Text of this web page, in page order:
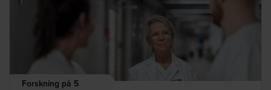
Forskning på 5